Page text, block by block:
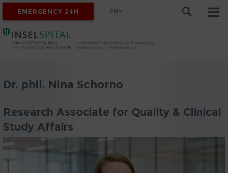
EMERGENCY 24H EN
Dr. phil. Nina Schorno
Research Associate for Quality & Clinical
Study Affairs